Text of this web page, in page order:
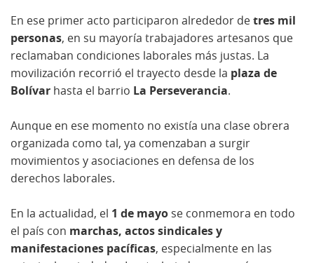
En ese primer acto participaron alrededor detres mil
personas, en su mayoría trabajadores artesanos que
reclamaban condiciones laborales más justas. La
movilización recorrió el trayecto desde la plaza de
Bolívar hasta el barrio La Perseverancia.
Aunque en ese momento no existía una clase obrera
organizada como tal, ya comenzaban a surgir
movimientos y asociaciones en defensa de los
derechos laborales.
En la actualidad, el 1 de mayo se conmemora en todo
el país con marchas, actos sindicales y
manifestaciones pacíficas, especialmente en las